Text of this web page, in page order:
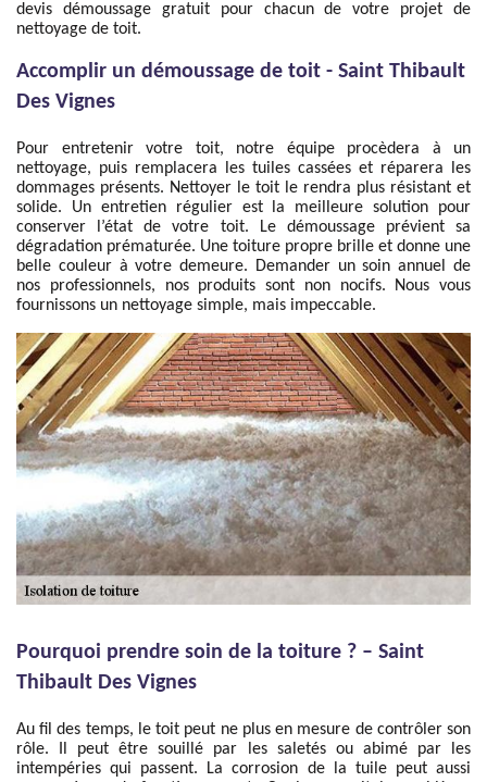
devis démoussage gratuit pour chacun de votre projet de
nettoyage de toit.
Accomplir un démoussage de toit - Saint Thibault
Des Vignes
Pour entretenir votre toit, notre équipe procèdera à un
nettoyage, puis remplacera les tuiles cassées et réparera les
dommages présents. Nettoyer le toit le rendra plus résistant et
solide. Un entretien régulier est la meilleure solution pour
conserver l’état de votre toit. Le démoussage prévient sa
dégradation prématurée. Une toiture propre brille et donne une
belle couleur à votre demeure. Demander un soin annuel de
nos professionnels, nos produits sont non nocifs. Nous vous
fournissons un nettoyage simple, mais impeccable.
Pourquoi prendre soin de la toiture ? – Saint
Thibault Des Vignes
Au fil des temps, le toit peut ne plus en mesure de contrôler son
rôle. Il peut être souillé par les saletés ou abimé par les
intempéries qui passent. La corrosion de la tuile peut aussi